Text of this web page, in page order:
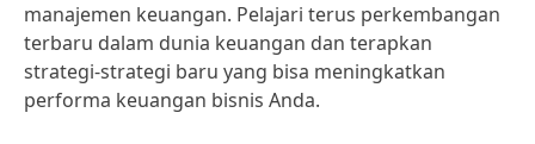
manajemen keuangan. Pelajari terus perkembangan
terbaru dalam dunia keuangan dan terapkan
strategi-strategi baru yang bisa meningkatkan
performa keuangan bisnis Anda.